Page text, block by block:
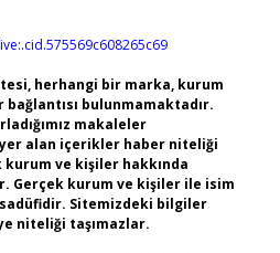
herhangi bir marka, kurum
bulunmamaktadır.
makaleler
alan içerikler haber niteliği
ve kişiler hakkında
Gerçek kurum ve kişiler ile isim
Sitemizdeki bilgiler
niteliği taşımazlar.